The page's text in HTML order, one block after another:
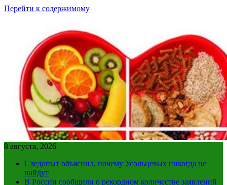
Перейти к содержимому
8 августа, 2026
Следопыт объяснил, почему Усольцевых никогда не
найдут
В России сообщили о рекордном количестве заявлений